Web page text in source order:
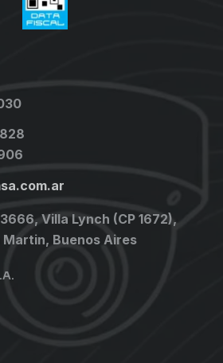
Villa Lynch (CP 1672),
Martin, Buenos Aires